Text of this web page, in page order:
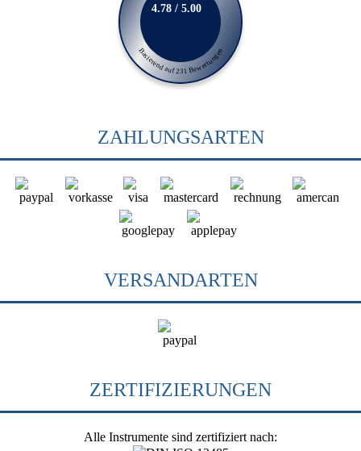
Basierend auf 231 Bewertungen
4.78 / 5.00
ZAHLUNGSARTEN
VERSANDARTEN
ZERTIFIZIERUNGEN
Alle Instrumente sind zertifiziert nach: